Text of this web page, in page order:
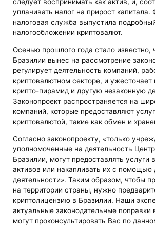
следует воспринимать как актив, и,
уплачивать налог на прирост капитала.
налоговая служба выпустила
налогообложении криптовалют.
Осенью прошлого года стало известно,
Бразилии вынес на рассмотрение
регулирует деятельность компаний,
криптовалютном секторе, и
крипто-пирамид и другую незаконную
Законопроект распространяется на
компаний, которые предоставляют
криптовалютой, такие как обмен и
Согласно законопроекту, «только
уполномоченные на деятельность
Бразилии, могут предоставлять услуги
активов или накапливать их с помощью
деятельности». Таким образом, чтобы
на территории страны, нужно
криптолицензию в Бразилии. Наши
актуальные законодательные поправки
могут проконсультировать Вас по